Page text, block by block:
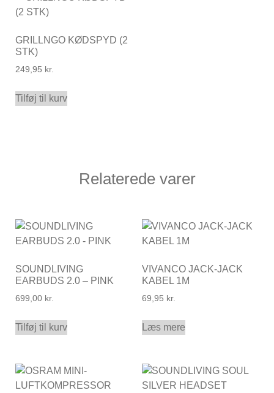
GRILLNGO KØDSPYD (2
STK)
249,95 kr.
Tilføj til kurv
Relaterede varer
SOUNDLIVING
EARBUDS 2.0 – PINK
699,00 kr.
Tilføj til kurv
VIVANCO JACK-JACK
KABEL 1M
69,95 kr.
Læs mere